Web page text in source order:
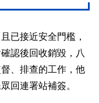
已接近安全門檻，
認後回收銷毀，八
、排查的工作，他
回連署站補簽。